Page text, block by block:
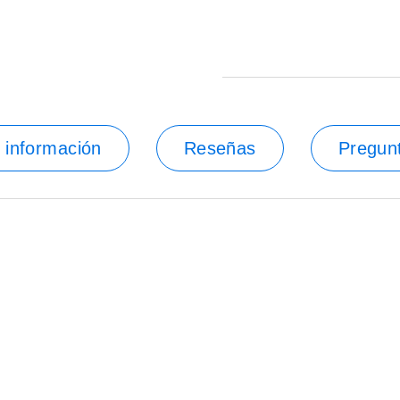
información Reseñas